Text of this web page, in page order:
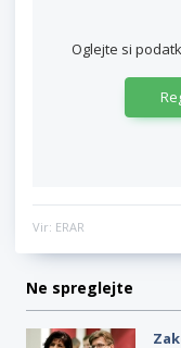
Oglejte si
Vir: ERAR
Ne spreglejte